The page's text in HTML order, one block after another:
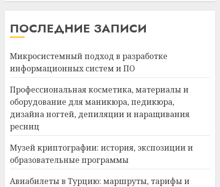
ПОСЛЕДНИЕ ЗАПИСИ
Микросистемный подход в разработке
информационных систем и ПО
Профессиональная косметика, материалы и
оборудование для маникюра, педикюра,
дизайна ногтей, депиляции и наращивания
ресниц
Музей криптографии: история, экспозиции и
образовательные программы
Авиабилеты в Турцию: маршруты, тарифы и